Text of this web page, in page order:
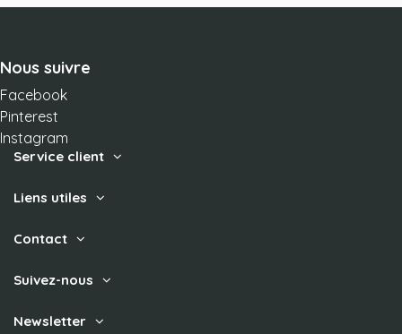
Nous suivre
Facebook
Pinterest
Instagram
Service client
Liens utiles
Contact
Suivez-nous
Newsletter